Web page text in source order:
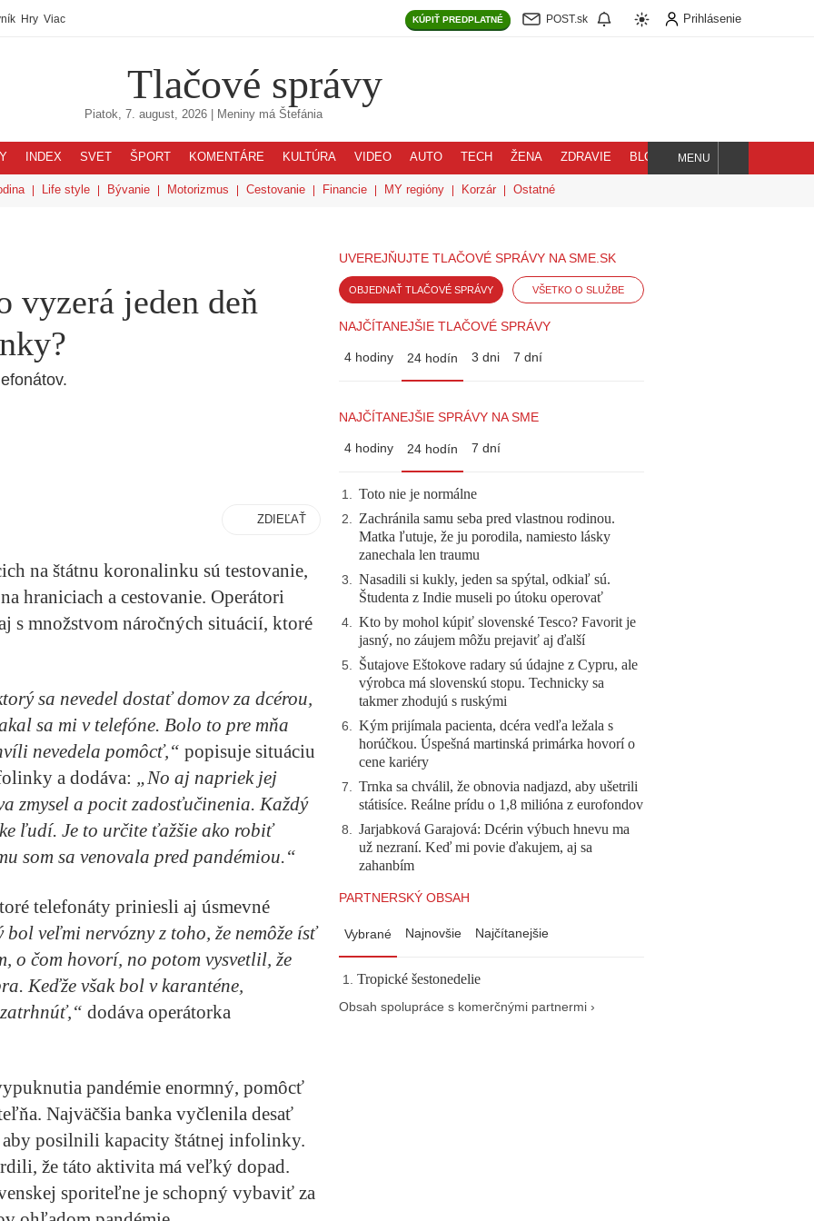
Hry Viac KÚPIŤ PREDPLATNÉ POST.sk Prihlásenie
Tlačové správy
Piatok, 7. august, 2026 | Meniny má Štefánia
INDEX SVET ŠPORT KOMENTÁRE KULTÚRA VIDEO AUTO TECH ŽENA ZDRAVIE BLOG
Hľadaj
MENU
Life style Bývanie Motorizmus Cestovanie Financie MY regióny Korzár Ostatné
vyzerá jeden deň
ZDIEĽAŤ
na štátnu koronalinku sú testovanie,
hraniciach a cestovanie. Operátori
s množstvom náročných situácií, ktoré
sa nevedel dostať domov za dcérou,
sa mi v telefóne. Bolo to pre mňa
nevedela pomôcť,“ popisuje situáciu
a dodáva: „No aj napriek jej
zmysel a pocit zadosťučinenia. Každý
ľudí. Je to určite ťažšie ako robiť
som sa venovala pred pandémiou.“
telefonáty priniesli aj úsmevné
veľmi nervózny z toho, že nemôže ísť
o čom hovorí, no potom vysvetlil, že
Keďže však bol v karanténe,
zatrhnúť,“ dodáva operátorka
pandémie enormný, pomôcť
Najväčšia banka vyčlenila desať
posilnili kapacity štátnej infolinky.
že táto aktivita má veľký dopad.
sporiteľne je schopný vybaviť za
UVEREJŇUJTE TLAČOVÉ SPRÁVY NA SME.SK
OBJEDNAŤ TLAČOVÉ SPRÁVY VŠETKO O SLUŽBE
NAJČÍTANEJŠIE TLAČOVÉ SPRÁVY
4 hodiny 24 hodín 3 dni 7 dní
NAJČÍTANEJŠIE SPRÁVY NA SME
4 hodiny 24 hodín 7 dní
1. Toto nie je normálne
2. Zachránila samu seba pred vlastnou rodinou.
Matka ľutuje, že ju porodila, namiesto lásky
zanechala len traumu
3. Nasadili si kukly, jeden sa spýtal, odkiaľ sú.
Študenta z Indie museli po útoku operovať
4. Kto by mohol kúpiť slovenské Tesco? Favorit je
jasný, no záujem môžu prejaviť aj ďalší
5. Šutajove Eštokove radary sú údajne z Cypru, ale
výrobca má slovenskú stopu. Technicky sa
takmer zhodujú s ruskými
6. Kým prijímala pacienta, dcéra vedľa ležala s
horúčkou. Úspešná martinská primárka hovorí o
cene kariéry
7. Trnka sa chválil, že obnovia nadjazd, aby ušetrili
státisíce. Reálne prídu o 1,8 milióna z eurofondov
8. Jarjabková Garajová: Dcérin výbuch hnevu ma
už nezraní. Keď mi povie ďakujem, aj sa
zahanbím
PARTNERSKÝ OBSAH
Vybrané Najnovšie Najčítanejšie
Tropické šestonedelie
Obsah spolupráce s komerčnými partnermi ›